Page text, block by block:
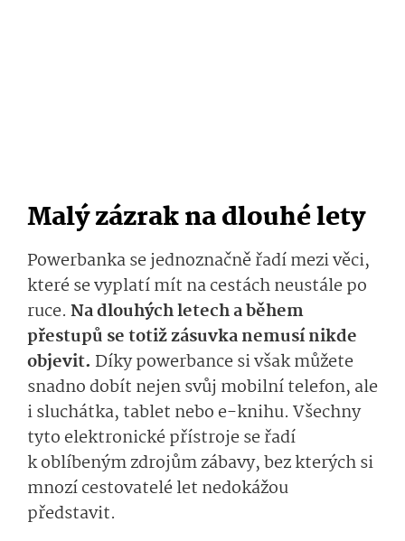
Malý zázrak na dlouhé lety
Powerbanka se jednoznačně řadí mezi věci,
které se vyplatí mít na cestách neustále po
ruce. Na dlouhých letech a během
přestupů se totiž zásuvka nemusí nikde
objevit. Díky powerbance si však můžete
snadno dobít nejen svůj mobilní telefon, ale
i sluchátka, tablet nebo e-knihu. Všechny
tyto elektronické přístroje se řadí
k oblíbeným zdrojům zábavy, bez kterých si
mnozí cestovatelé let nedokážou
představit.